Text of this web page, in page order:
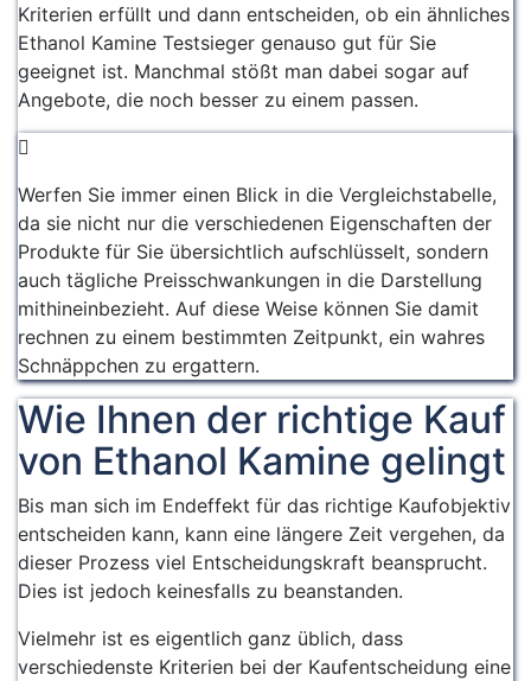
Kriterien erfüllt und dann entscheiden, ob ein ähnliches
Ethanol Kamine Testsieger genauso gut für Sie
geeignet ist. Manchmal stößt man dabei sogar auf
Angebote, die noch besser zu einem passen.
Werfen Sie immer einen Blick in die Vergleichstabelle,
da sie nicht nur die verschiedenen Eigenschaften der
Produkte für Sie übersichtlich aufschlüsselt, sondern
auch tägliche Preisschwankungen in die Darstellung
mithineinbezieht. Auf diese Weise können Sie damit
rechnen zu einem bestimmten Zeitpunkt, ein wahres
Schnäppchen zu ergattern.
Wie Ihnen der richtige Kauf
von Ethanol Kamine gelingt
Bis man sich im Endeffekt für das richtige Kaufobjektiv
entscheiden kann, kann eine längere Zeit vergehen, da
dieser Prozess viel Entscheidungskraft beansprucht.
Dies ist jedoch keinesfalls zu beanstanden.
Vielmehr ist es eigentlich ganz üblich, dass
verschiedenste Kriterien bei der Kaufentscheidung eine